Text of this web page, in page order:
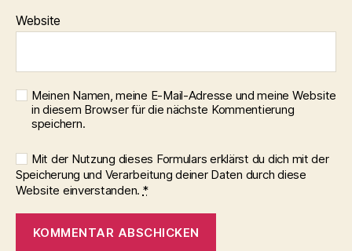
Website
Meinen Namen, meine E-Mail-Adresse und meine Website
in diesem Browser für die nächste Kommentierung
speichern.
Mit der Nutzung dieses Formulars erklärst du dich mit der
Speicherung und Verarbeitung deiner Daten durch diese
Website einverstanden. *